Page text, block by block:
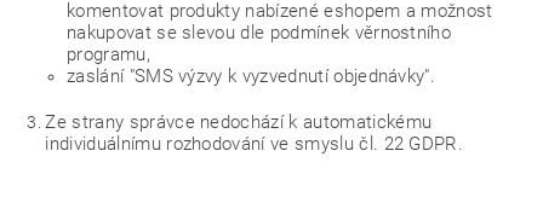
komentovat produkty nabízené eshopem a možnost
nakupovat se slevou dle podmínek věrnostního
programu,
zaslání "SMS výzvy k vyzvednutí objednávky".
Ze strany správce nedochází k automatickému
individuálnímu rozhodování ve smyslu čl. 22 GDPR.